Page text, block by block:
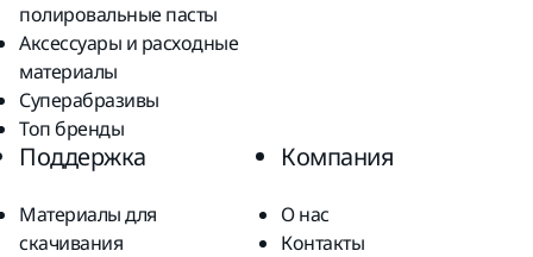
полировальные пасты
Аксессуары и расходные
материалы
Суперабразивы
Топ бренды
Поддержка
Материалы для
скачивания
Компания
О нас
Контакты